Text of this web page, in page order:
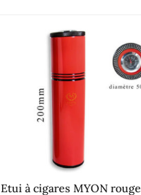
Etui à cigares MYON rouge